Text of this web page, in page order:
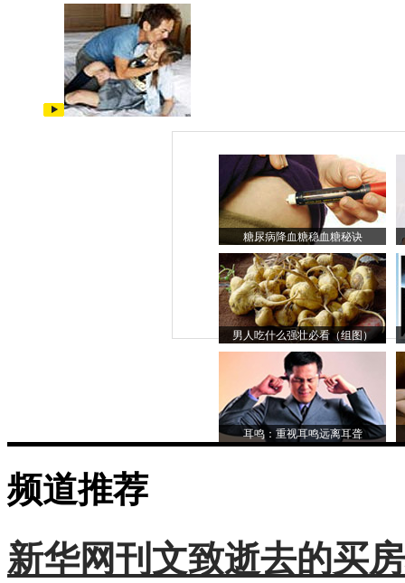
糖尿病降血糖稳血糖秘诀
男人吃什么强壮必看（组图）
耳鸣：重视耳鸣远离耳聋
频道推荐
新华网刊文致逝去的买